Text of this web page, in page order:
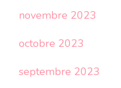
novembre 2023
octobre 2023
septembre 2023